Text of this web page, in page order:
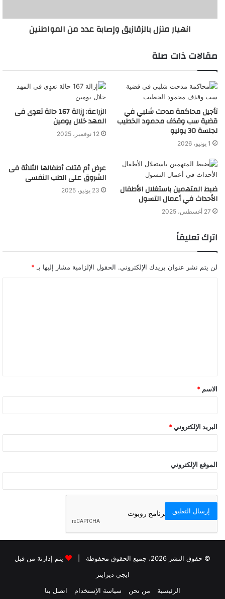
انهيار منزل بالزقازيق وإصابة عدد من المواطنين
مقالات ذات صلة
تأجيل محاكمة مدحت شلبي في
قضية سب وقذف محمود الخطيب
لجلسة 30 يوليو
1 يونيو، 2026
الزراعة: إزالة 167 حالة تعدٍى فى
المهد خلال يومين
12 نوفمبر، 2025
ضبط المتهمين باستغلال الأطفال
الأحداث في أعمال التسول
27 أغسطس، 2025
عرض أم قتلت أطفالها الثلاثة فى
الشروق على الطب النفسى
23 يونيو، 2025
اترك تعليقاً
لن يتم نشر عنوان بريدك الإلكتروني. الحقول الإلزامية مشار إليها بـ *
الاسم *
البريد الإلكتروني *
الموقع الإلكتروني
© حقوق النشر 2026، جميع الحقوق محفوظة |
يتم إدارتة من قبل
ايجي ديزاينر
الرئيسية
من نحن سياسة الإستخدام اتصل بنا